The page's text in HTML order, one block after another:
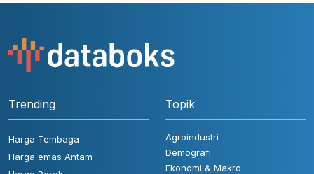
Trending
Harga Tembaga
Harga emas Antam
Topik
Agroindustri
Demografi
Ekonomi & Makro